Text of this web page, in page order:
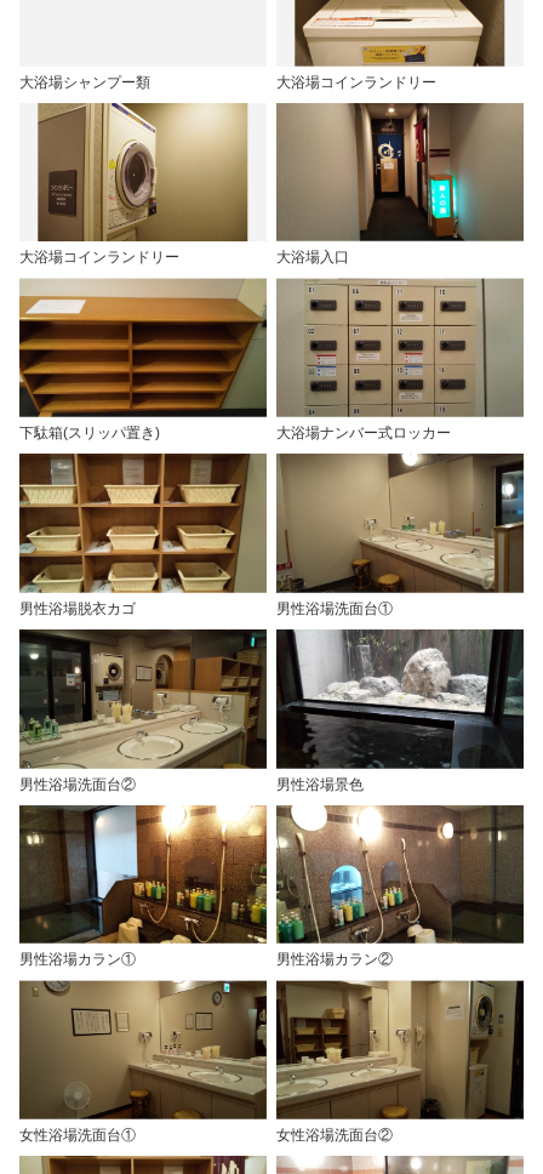
大浴場シャンプー類 大浴場コインランドリー
大浴場コインランドリー 大浴場入口
下駄箱(スリッパ置き) 大浴場ナンバー式ロッカー
男性浴場脱衣カゴ 男性浴場洗面台①
男性浴場洗面台② 男性浴場景色
男性浴場カラン① 男性浴場カラン②
女性浴場洗面台① 女性浴場洗面台②